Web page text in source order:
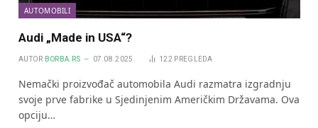
AUTOMOBILI
Audi „Made in USA“?
AUTOR BORBA.RS 07.08.2025. 122 PREGLEDA
Nemački proizvođač automobila Audi razmatra izgradnju
svoje prve fabrike u Sjedinjenim Američkim Državama. Ova
opciju…